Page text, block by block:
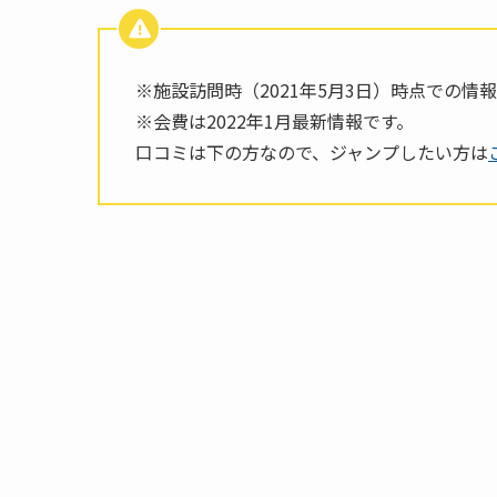
※施設訪問時（2021年5月3日）時点での情報
※会費は2022年1月最新情報です。
口コミは下の方なので、ジャンプしたい方は